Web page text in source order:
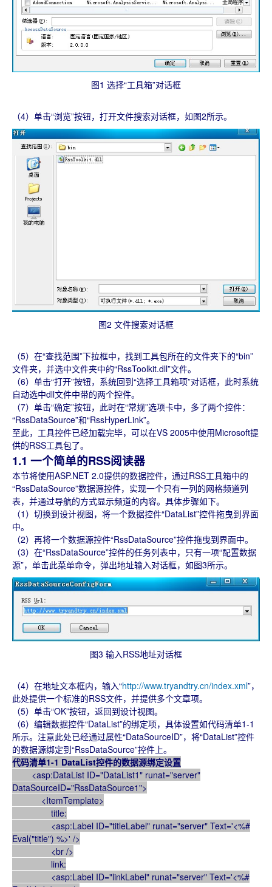
图1 选择“工具箱”对话框
（4）单击“浏览”按钮，打开文件搜索对话框，如图2所示。
图2 文件搜索对话框
（5）在“查找范围”下拉框中，找到工具包所在的文件夹下的“bin”
文件夹，并选中文件夹中的“RssToolkit.dll”文件。
（6）单击“打开”按钮，系统回到“选择工具箱项”对话框，此时系统
自动选中dll文件中带的两个控件。
（7）单击“确定”按钮，此时在“常规”选项卡中，多了两个控件：
“RssDataSource”和“RssHyperLink”。
至此，工具控件已经加载完毕，可以在VS 2005中使用Microsoft提
供的RSS工具包了。
1.1 一个简单的RSS阅读器
本节将使用ASP.NET 2.0提供的数据控件，通过RSS工具箱中的
“RssDataSource”数据源控件，实现一个只有一列的网格频道列
表，并通过导航的方式显示频道的内容。具体步骤如下。
（1）切换到设计视图，将一个数据控件“DataList”控件拖曳到界面
中。
（2）再将一个数据源控件“RssDataSource”控件拖曳到界面中。
（3）在“RssDataSource”控件的任务列表中，只有一项“配置数据
源”，单击此菜单命令，弹出地址输入对话框，如图3所示。
图3 输入RSS地址对话框
（4）在地址文本框内，输入“http://www.tryandtry.cn/index.xml”，
此处提供一个标准的RSS文件，并提供多个文章项。
（5）单击“OK”按钮，返回到设计视图。
（6）编辑数据控件“DataList”的绑定项，具体设置如代码清单1-1
所示。注意此处已经通过属性“DataSourceID”，将“DataList”控件
的数据源绑定到“RssDataSource”控件上。
代码清单1-1 DataList控件的数据源绑定设置
<asp:DataList ID="DataList1" runat="server"
DataSourceID="RssDataSource1">
<ItemTemplate>
title:
<asp:Label ID="titleLabel" runat="server" Text='<%#
Eval("title") %>' />
<br />
link:
<asp:Label ID="linkLabel" runat="server" Text='<%#